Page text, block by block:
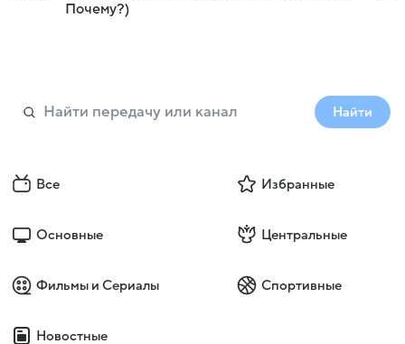
Почему?)
Найти
Все Избранные
Основные Центральные
Фильмы и Сериалы Спортивные
Новостные